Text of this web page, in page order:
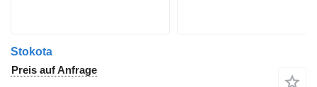
Stokota
Preis auf Anfrage